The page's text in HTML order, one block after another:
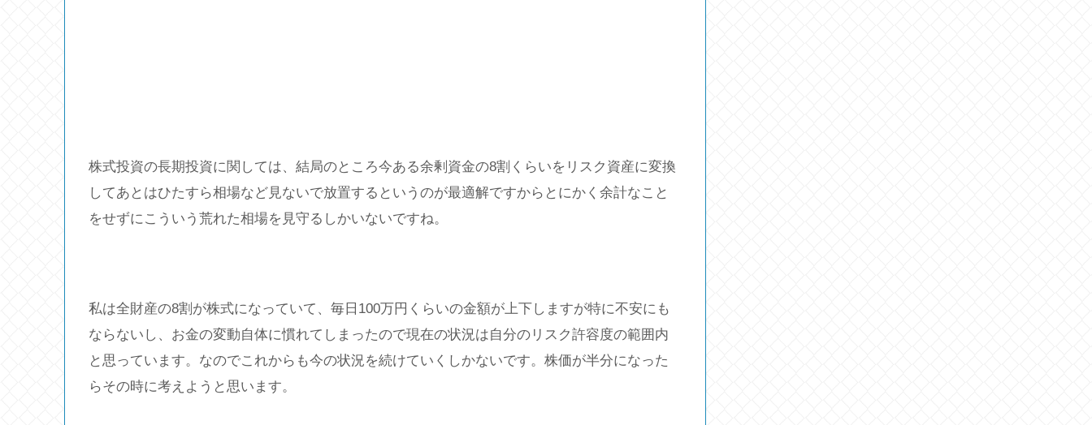
株式投資の長期投資に関しては、結局のところ今ある余剰資金の8割くらいをリスク資産に変換
してあとはひたすら相場など見ないで放置するというのが最適解ですからとにかく余計なこと
をせずにこういう荒れた相場を見守るしかいないですね。
私は全財産の8割が株式になっていて、毎日100万円くらいの金額が上下しますが特に不安にも
ならないし、お金の変動自体に慣れてしまったので現在の状況は自分のリスク許容度の範囲内
と思っています。なのでこれからも今の状況を続けていくしかないです。株価が半分になった
らその時に考えようと思います。